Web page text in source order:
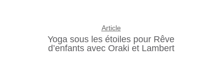
Article
Yoga sous les étoiles pour Rêve
d’enfants avec Oraki et Lambert